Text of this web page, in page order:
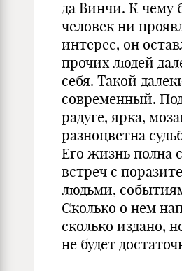
да Винчи. К чему
человек ни
интерес, он
прочих людей
себя. Такой
современный.
радуге, ярка,
разноцветна
Его жизнь полна
встреч с
людьми,
Сколько о нем
сколько издано,
не будет